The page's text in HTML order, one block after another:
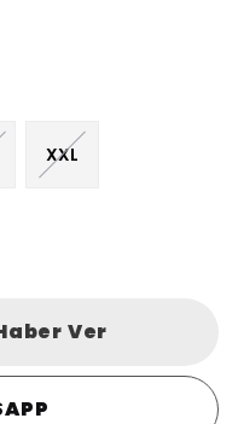
XXL
Ver